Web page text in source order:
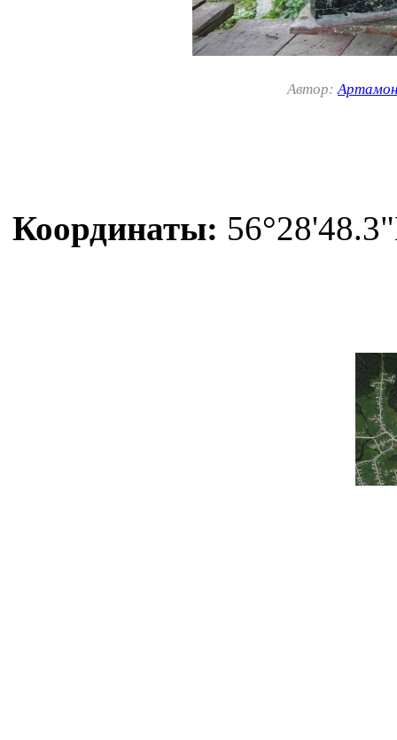
Автор:
Координаты: